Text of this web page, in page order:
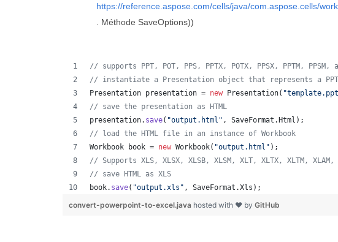
https://reference.aspose.com/cells/java/com.aspose.cells/
. Méthode SaveOptions))
// supports PPT, POT, PPS, PPTX, POTX, PPSX, PPTM,
// instantiate a Presentation object that represents a
Presentation presentation = new Presentation(
// save the presentation as HTML
presentation. save( "output.html" , SaveFormat . Html );
// load the HTML file in an instance of Workbook
Workbook
book = new Workbook( "output.html" );
// Supports XLS, XLSX, XLSB, XLSM, XLT, XLTX, XLTM,
// save HTML as XLS
book. save( "output.xls" , SaveFormat .Xls );
convert-powerpoint-to-excel.java hosted with ❤ by GitHub